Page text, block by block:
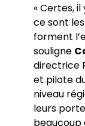
« Certes,
ce sont les
forment
souligne
directrice
et pilote
niveau
leurs
beaucoup